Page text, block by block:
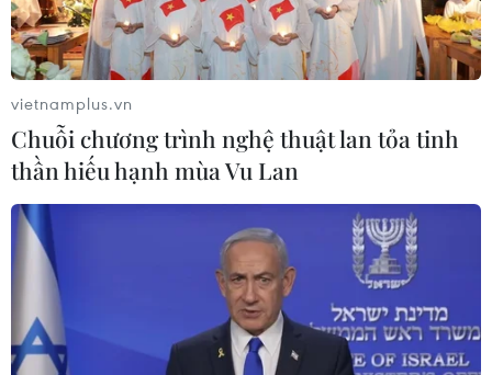
vietnamplus.vn
Chuỗi chương trình nghệ thuật lan tỏa tinh
thần hiếu hạnh mùa Vu Lan